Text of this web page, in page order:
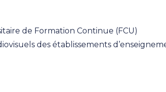
de Formation Continue (FCU)
des établissements